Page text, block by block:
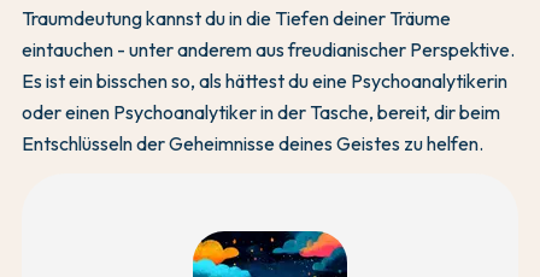
Traumdeutung kannst du in die Tiefen deiner Träume
eintauchen - unter anderem aus freudianischer Perspektive.
Es ist ein bisschen so, als hättest du eine Psychoanalytikerin
oder einen Psychoanalytiker in der Tasche, bereit, dir beim
Entschlüsseln der Geheimnisse deines Geistes zu helfen.